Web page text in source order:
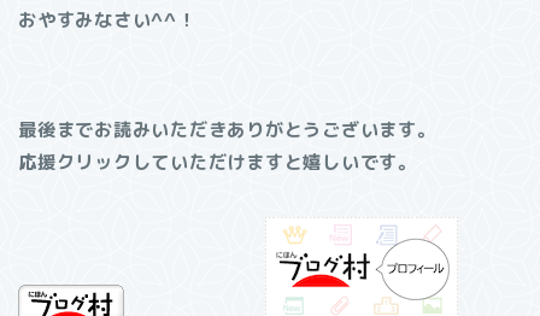
おやすみなさい^^！
最後までお読みいただきありがとうございます。
応援クリックしていただけますと嬉しいです。